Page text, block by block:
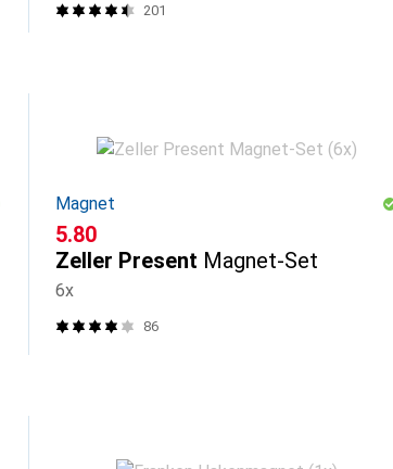
201
Magnet
CHF
5.80
Zeller Present Magnet-Set
6x
86